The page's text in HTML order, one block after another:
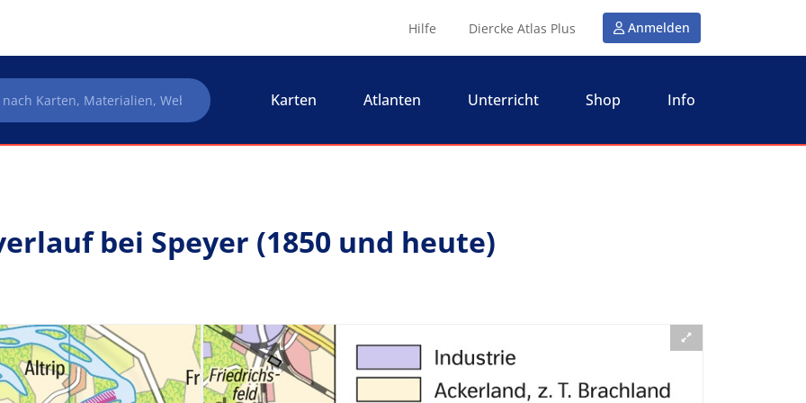
Hilfe Diercke Atlas Plus Anmelden
Karten Atlanten Unterricht Shop Info
bei Speyer (1850 und heute)